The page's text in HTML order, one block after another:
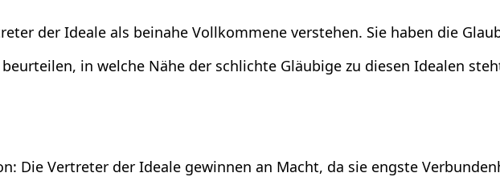
der Ideale als beinahe Vollkommene verstehen. Sie haben die
in welche Nähe der schlichte Gläubige zu diesen Idealen
Die Vertreter der Ideale gewinnen an Macht, da sie engste